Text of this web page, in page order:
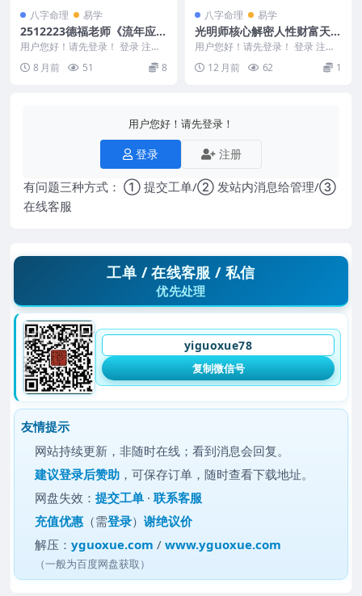
八字命理 易学
2512223德福老师《流年应期
生死秘论深度点窍之——父亲
篇》
用户您好！请先登录！ 登录 注册
德福老师《流年应期生死秘论深度
点窍之——父亲篇...
8 月前 51 8
八字命理 易学
光明师核心解密人性财富天机
04PDF文档17页Y
用户您好！请先登录！ 登录 注册
光明师核心解密人性财富天机04P
DF文档17页...
12 月前 62 1
用户您好！请先登录！
登录 注册
有问题三种方式： ① 提交工单/② 发站内消息给管理/③
在线客服
工单 / 在线客服 / 私信
优先处理
yiguoxue78
复制微信号
友情提示
网站持续更新，非随时在线；看到消息会回复。
建议登录后赞助 ，可保存订单，随时查看下载地址。
网盘失效：提交工单 ·联系客服
充值优惠 （需登录）谢绝议价
解压：yguoxue.com /www.yguoxue.com
（一般为百度网盘获取）